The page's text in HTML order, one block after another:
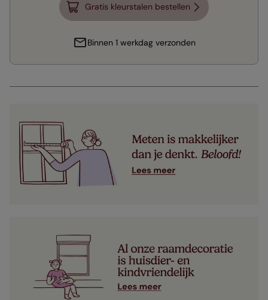
Gratis kleurstalen bestellen
Binnen 1 werkdag verzonden